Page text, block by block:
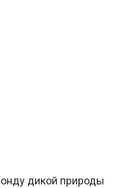
дикой природы